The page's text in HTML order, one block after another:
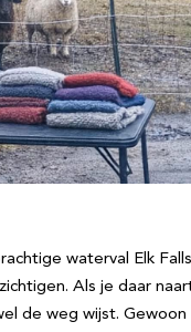
waterval Elk
Als je daar
de weg wijst. Gewoon